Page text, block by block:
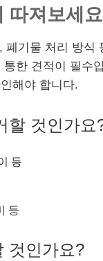
따져보세
기물 처리 방식
한 견적이 필수
해야 합니다.
할 것인가요
등
등
것인가요?